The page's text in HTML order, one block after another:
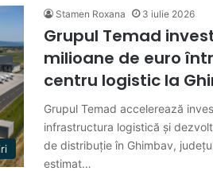
Stamen Roxana 3 iulie 2026
Grupul Temad
milioane de euro
centru logistic la
Grupul Temad accelerează
infrastructura logistică și
de distribuție în Ghimbav,
estimat…